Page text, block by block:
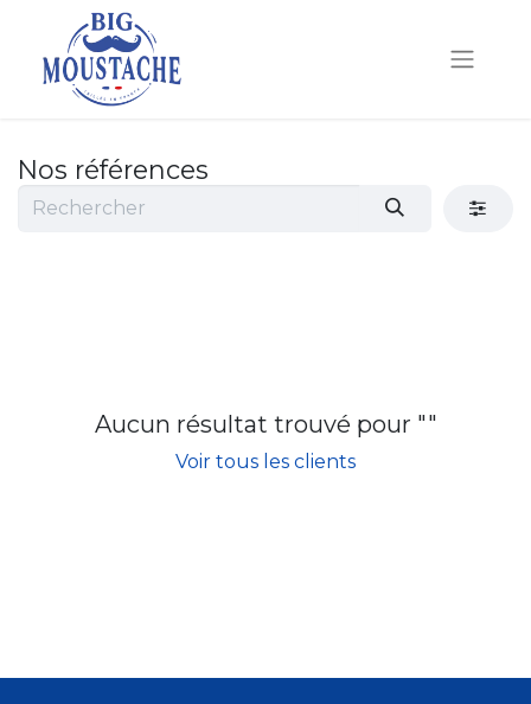
Nos références
Aucun résultat trouvé pour ""
Voir tous les clients